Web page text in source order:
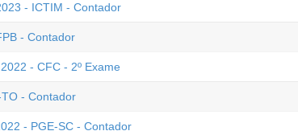
- ICTIM - Contador
- Contador
- CFC - 2º Exame
- Contador
- PGE-SC - Contador